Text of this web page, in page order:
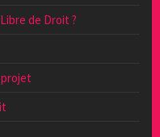
de Droit ?